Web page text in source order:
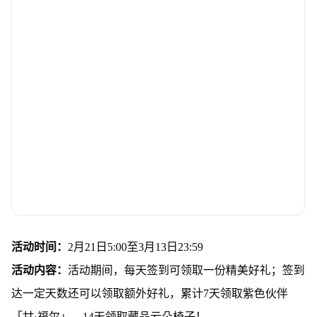
活动时间： 2月21日5:00至3月13日23:59
活动内容： 活动期间，每天签到可领取一份精美好礼；签到
达一定天数还可以领取额外好礼，累计7天领取紫色伙伴